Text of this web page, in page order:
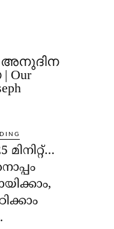
അനുദിന
മിനിറ്റ്…